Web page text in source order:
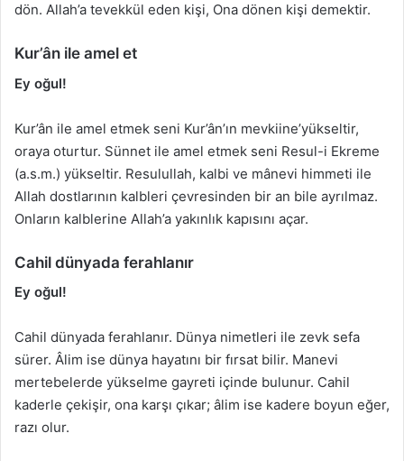
dön. Allah’a tevekkül eden kişi, Ona dönen kişi demektir.
Kur’ân ile amel et
Ey oğul!
Kur’ân ile amel etmek seni Kur’ân’ın mevkiine’yükseltir,
oraya oturtur. Sünnet ile amel etmek seni Resul-i Ekreme
(a.s.m.) yükseltir. Resulullah, kalbi ve mânevi himmeti ile
Allah dostlarının kalbleri çevresinden bir an bile ayrılmaz.
Onların kalblerine Allah’a yakınlık kapısını açar.
Cahil dünyada ferahlanır
Ey oğul!
Cahil dünyada ferahlanır. Dünya nimetleri ile zevk sefa
sürer. Âlim ise dünya hayatını bir fırsat bilir. Manevi
mertebelerde yükselme gayreti içinde bulunur. Cahil
kaderle çekişir, ona karşı çıkar; âlim ise kadere boyun eğer,
razı olur.